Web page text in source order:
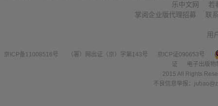
乐中文网
若
掌阅企业版代理招募
联
用
京ICP备11008516号 （署）网出证（京）字第143号
京ICP证090653号
证
电子出版
2015 All Rights
不良信息举报：